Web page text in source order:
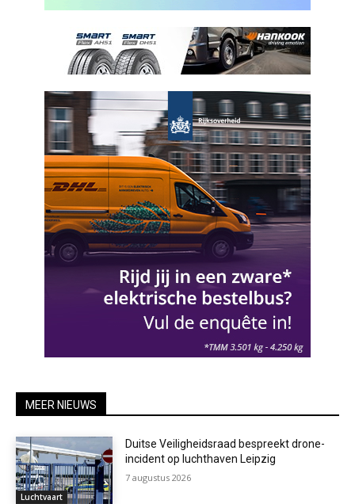
MEER NIEUWS
Luchtvaart
Duitse Veiligheidsraad bespreekt drone-
incident op luchthaven Leipzig
7 augustus 2026